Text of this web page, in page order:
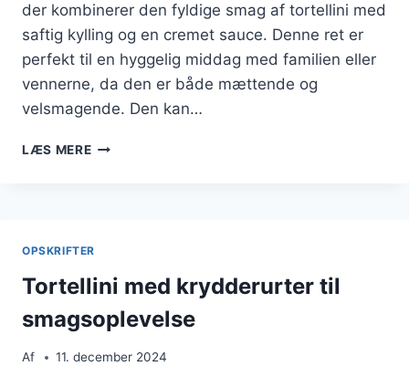
der kombinerer den fyldige smag af tortellini med
saftig kylling og en cremet sauce. Denne ret er
perfekt til en hyggelig middag med familien eller
vennerne, da den er både mættende og
velsmagende. Den kan…
LÆS MERETORTELLINI
OPSKRIFTER
Tortellini med krydderurter til
smagsoplevelse
Af 11. december 2024